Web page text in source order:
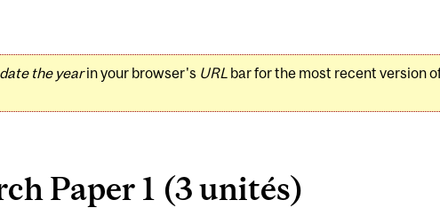
the yearin your browser's URLbar for the most recent version
Paper 1 (3 unités)